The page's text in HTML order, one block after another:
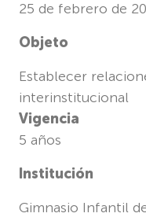
25 de febrero de
Objeto
Establecer
interinstitucional
Vigencia
5 años
Institución
Gimnasio Infantil